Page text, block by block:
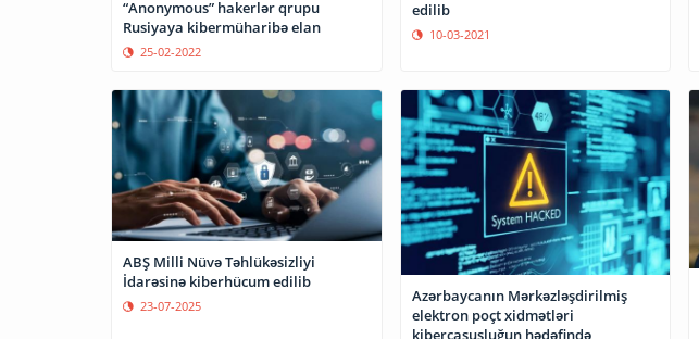
“Anonymous” hakerlər qrupu
Rusiyaya kibermüharibə elan
25-02-2022
edilib
10-03-2021
ABŞ Milli Nüvə Təhlükəsizliyi
İdarəsinə kiberhücum edilib
23-07-2025
Azərbaycanın Mərkəzləşdirilmiş
elektron poçt xidmətləri
kibercasusluğun hədəfində